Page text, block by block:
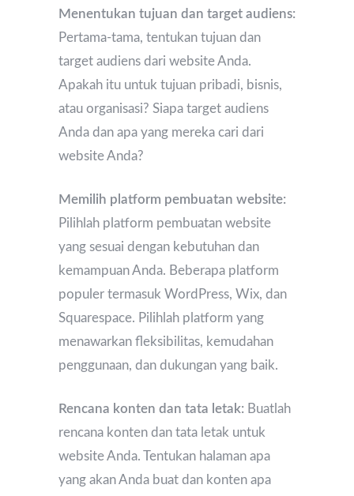
Menentukan tujuan dan target audiens:
Pertama-tama, tentukan tujuan dan
target audiens dari website Anda.
Apakah itu untuk tujuan pribadi, bisnis,
atau organisasi? Siapa target audiens
Anda dan apa yang mereka cari dari
website Anda?
Memilih platform pembuatan website:
Pilihlah platform pembuatan website
yang sesuai dengan kebutuhan dan
kemampuan Anda. Beberapa platform
populer termasuk WordPress, Wix, dan
Squarespace. Pilihlah platform yang
menawarkan fleksibilitas, kemudahan
penggunaan, dan dukungan yang baik.
Rencana konten dan tata letak: Buatlah
rencana konten dan tata letak untuk
website Anda. Tentukan halaman apa
yang akan Anda buat dan konten apa